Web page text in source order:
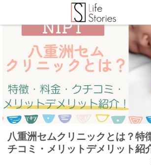
八重洲セムクリニックとは？特
チコミ・メリットデメリット紹